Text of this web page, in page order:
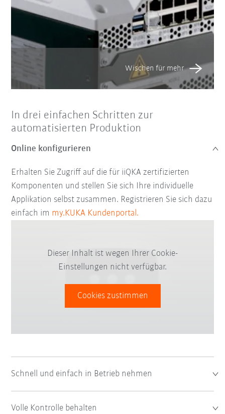
In drei einfachen Schritten zur
automatisierten Produktion
Online konfigurieren
Erhalten Sie Zugriff auf die für iiQKA zertifizierten
Komponenten und stellen Sie sich Ihre individuelle
Applikation selbst zusammen. Registrieren Sie sich dazu
einfach im my.KUKA Kundenportal.
Dieser Inhalt ist wegen Ihrer Cookie-
Einstellungen nicht verfügbar.
Cookies zustimmen
Schnell und einfach in Betrieb nehmen
Volle Kontrolle behalten